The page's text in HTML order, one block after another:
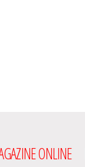
ONLINE